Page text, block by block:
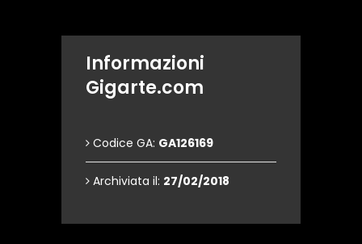
Informazioni
Gigarte.com
Codice GA: GA126169
Archiviata il: 27/02/2018